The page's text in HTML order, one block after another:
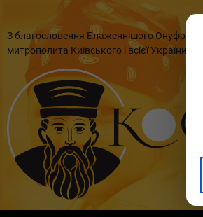
З благословення Блаженнішого Онуфрія,
митрополита Київського і всієї України